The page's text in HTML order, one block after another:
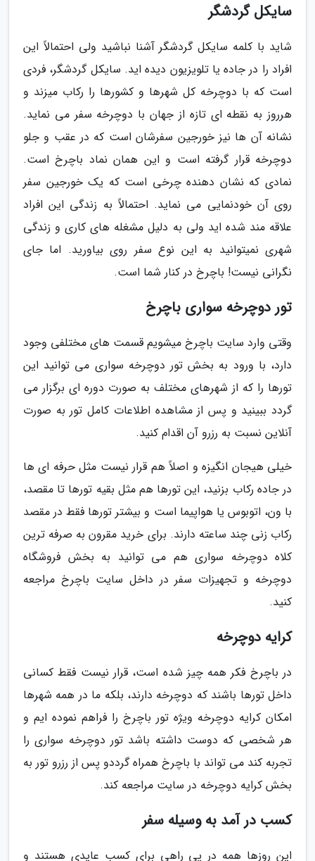
سایکل گردشگر
شاید با کلمه سایکل گردشگر آشنا نباشید ولی احتمالاً این
افراد را در جاده یا تلویزیون دیده اید. سایکل گردشگر، فردی
است که با دوچرخه کل شهرها و کشورها را رکاب میزند و
هرروز به نقطه ای تازه از جهان با دوچرخه سفر می نماید.
نشانه آن ها نیز خورجین سفرشان است که در عقب و جلو
دوچرخه قرار گرفته است و این همان نماد باچرخ است.
نمادی که نشان دهنده چرخی است که یک خورجین سفر
روی آن خودنمایی می نماید. احتمالاً به زندگی این افراد
علاقه مند شده اید ولی به دلیل مشغله های کاری و زندگی
شهری نمیتوانید به این نوع سفر روی بیاورید. اما جای
نگرانی نیست! باچرخ در کنار شما است.
تور دوچرخه سواری باچرخ
وقتی وارد سایت باچرخ میشویم قسمت های مختلفی وجود
دارد، با ورود به بخش تور دوچرخه سواری می توانید این
تورها را که از شهرهای مختلف به صورت دوره ای برگزار می
گردد ببینید و پس از مشاهده اطلاعات کامل تور به صورت
آنلاین نسبت به رزرو آن اقدام کنید.
خیلی هیجان انگیزه و اصلاً هم قرار نیست مثل حرفه ای ها
در جاده رکاب بزنید، این تورها هم مثل بقیه تورها تا مقصد،
با ون، اتوبوس یا هواپیما است و بیشتر تورها فقط در مقصد
رکاب زنی چند ساعته دارند. برای خرید مقرون به صرفه ترین
کلاه دوچرخه سواری هم می توانید به بخش فروشگاه
دوچرخه و تجهیزات سفر در داخل سایت باچرخ مراجعه
کنید.
کرایه دوچرخه
در باچرخ فکر همه چیز شده است، قرار نیست فقط کسانی
داخل تورها باشند که دوچرخه دارند، بلکه ما در همه شهرها
امکان کرایه دوچرخه ویژه تور باچرخ را فراهم نموده ایم و
هر شخصی که دوست داشته باشد تور دوچرخه سواری را
تجربه کند می تواند با باچرخ همراه گرددو پس از رزرو تور به
بخش کرایه دوچرخه در سایت مراجعه کند.
کسب در آمد به وسیله سفر
این روزها همه در پی راهی برای کسب عایدی هستند و